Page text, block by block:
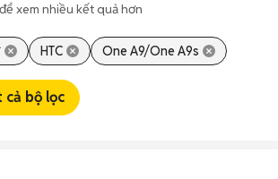
xem nhiều kết quả hơn
HTC One A9/One A9s
bộ lọc